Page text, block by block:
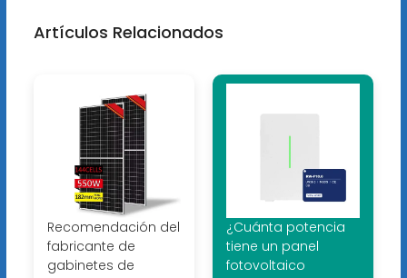
Artículos Relacionados
Recomendación del
fabricante de
gabinetes de
¿Cuánta potencia
tiene un panel
fotovoltaico